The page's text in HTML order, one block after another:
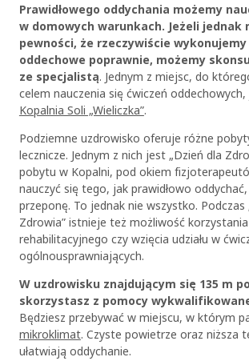
Prawidłowego oddychania możemy
w domowych warunkach. Jeżeli jednak
pewności, że rzeczywiście
oddechowe poprawnie, możemy
ze specjalistą. Jednym z miejsc, do
celem nauczenia się ćwiczeń
Kopalnia Soli „Wieliczka”.
Podziemne uzdrowisko oferuje różne
lecznicze. Jednym z nich jest „Dzień dla
pobytu w Kopalni, pod okiem
nauczyć się tego, jak prawidłowo
przeponę. To jednak nie wszystko. Podczas
Zdrowia” istnieje też możliwość
rehabilitacyjnego czy wzięcia udziału w
ogólnousprawniających.
W uzdrowisku znajdującym się 135 m
skorzystasz z pomocy
Będziesz przebywać w miejscu, w którym
mikroklimat. Czyste powietrze oraz niższa
ułatwiają oddychanie.